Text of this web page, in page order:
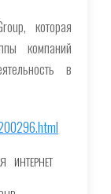
которая
компаний
в
ИНТЕРНЕТ